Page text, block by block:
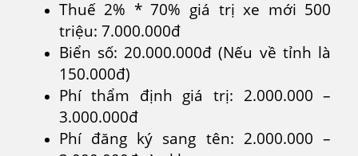
Thuế 2% * 70% giá trị xe mới 500
triệu: 7.000.000đ
Biển số: 20.000.000đ (Nếu về tỉnh là
150.000đ)
Phí thẩm định giá trị: 2.000.000 –
3.000.000đ
Phí đăng ký sang tên: 2.000.000 –